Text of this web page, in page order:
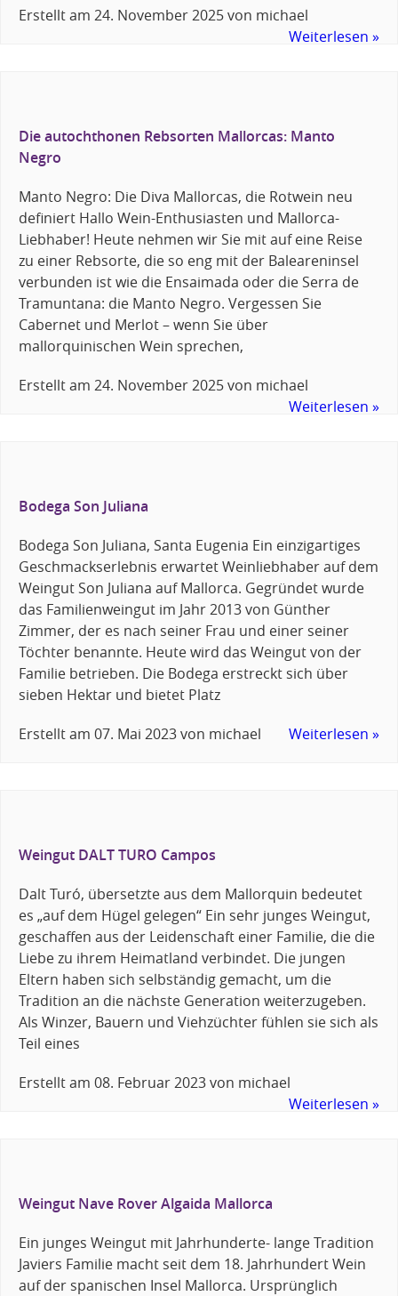
Erstellt am 24. November 2025von michael
Weiterlesen »
Die autochthonen Rebsorten Mallorcas: Manto
Negro
Manto Negro: Die Diva Mallorcas, die Rotwein neu
definiert Hallo Wein-Enthusiasten und Mallorca-
Liebhaber! Heute nehmen wir Sie mit auf eine Reise
zu einer Rebsorte, die so eng mit der Baleareninsel
verbunden ist wie die Ensaimada oder die Serra de
Tramuntana: die Manto Negro. Vergessen Sie
Cabernet und Merlot – wenn Sie über
mallorquinischen Wein sprechen,
Erstellt am 24. November 2025von michael
Weiterlesen »
Bodega Son Juliana
Bodega Son Juliana, Santa Eugenia Ein einzigartiges
Geschmackserlebnis erwartet Weinliebhaber auf dem
Weingut Son Juliana auf Mallorca. Gegründet wurde
das Familienweingut im Jahr 2013 von Günther
Zimmer, der es nach seiner Frau und einer seiner
Töchter benannte. Heute wird das Weingut von der
Familie betrieben. Die Bodega erstreckt sich über
sieben Hektar und bietet Platz
Erstellt am 07. Mai 2023von michael Weiterlesen »
Weingut DALT TURO Campos
Dalt Turó, übersetzte aus dem Mallorquin bedeutet
es „auf dem Hügel gelegen“ Ein sehr junges Weingut,
geschaffen aus der Leidenschaft einer Familie, die die
Liebe zu ihrem Heimatland verbindet. Die jungen
Eltern haben sich selbständig gemacht, um die
Tradition an die nächste Generation weiterzugeben.
Als Winzer, Bauern und Viehzüchter fühlen sie sich als
Teil eines
Erstellt am 08. Februar 2023von michael
Weiterlesen »
Weingut Nave Rover Algaida Mallorca
Ein junges Weingut mit Jahrhunderte- lange Tradition
Javiers Familie macht seit dem 18. Jahrhundert Wein
auf der spanischen Insel Mallorca. Ursprünglich